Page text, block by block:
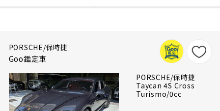
PORSCHE/保時捷
Goo鑑定車
PORSCHE/保時捷
Taycan 4S Cross
Turismo/0cc